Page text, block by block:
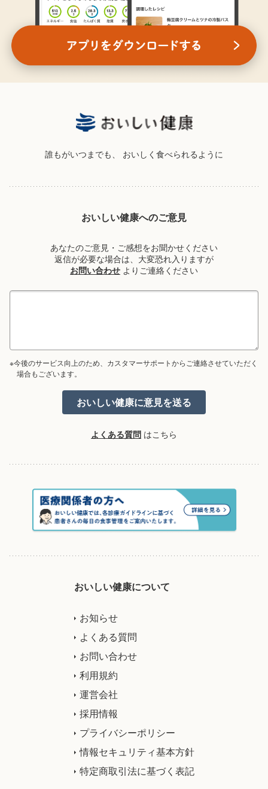
誰もがいつまでも、 おいしく食べられるように
おいしい健康へのご意見
あなたのご意見・ご感想をお聞かせください
返信が必要な場合は、大変恐れ入りますが
お問い合わせ よりご連絡ください
※今後のサービス向上のため、カスタマーサポートからご連絡させていただく
場合もございます。
よくある質問 はこちら
おいしい健康について
お知らせ
よくある質問
お問い合わせ
利用規約
運営会社
採用情報
プライバシーポリシー
情報セキュリティ基本方針
特定商取引法に基づく表記